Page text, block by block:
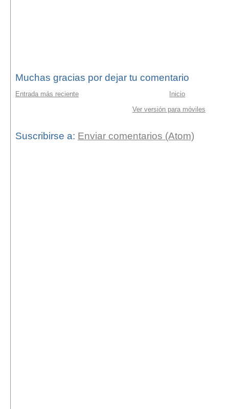
Muchas gracias por dejar tu comentario
Entrada más reciente
Inicio
Ver versión para móviles
Suscribirse a: Enviar comentarios (Atom)